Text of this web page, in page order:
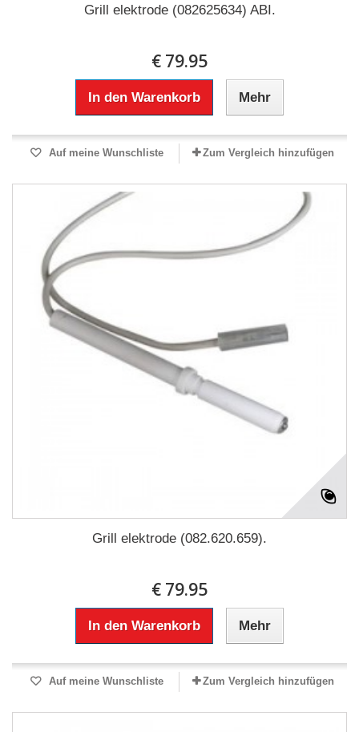
Grill elektrode (082625634) ABI.
€ 79.95
In den Warenkorb Mehr
Auf meine Wunschliste Zum Vergleich hinzufügen
Grill elektrode (082.620.659).
€ 79.95
In den Warenkorb Mehr
Auf meine Wunschliste Zum Vergleich hinzufügen